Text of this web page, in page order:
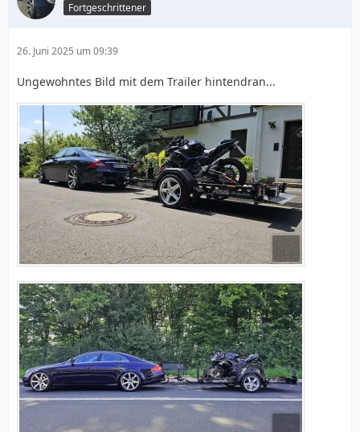
Fortgeschrittener
26. Juni 2025 um 09:39
Ungewohntes Bild mit dem Trailer hintendran...